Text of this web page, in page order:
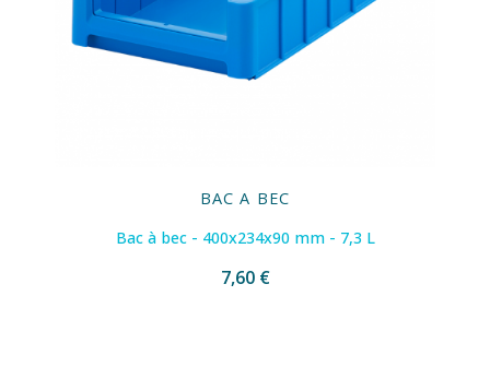
BAC A BEC
Bac à bec - 400x234x90 mm - 7,3 L
7,60 €